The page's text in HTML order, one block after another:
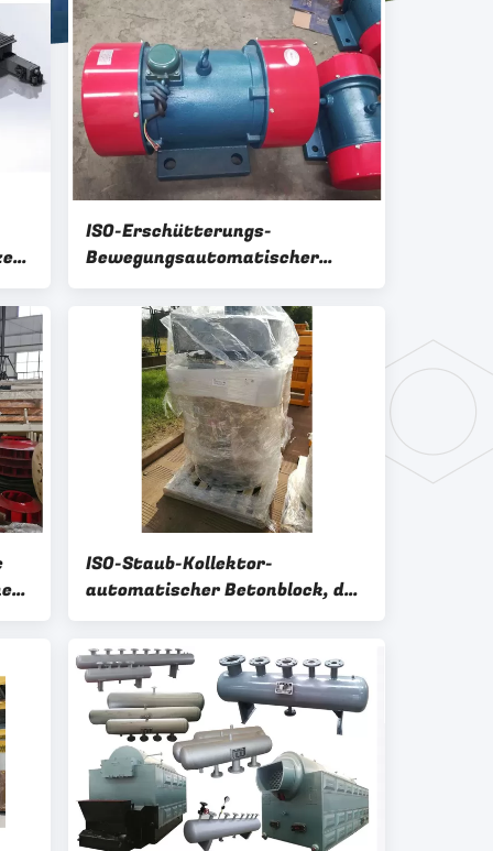
ISO-Erschütterungs-
Bewegungsautomatischer
Betonblock, der Maschine
herstellt
ISO-Staub-Kollektor-
automatischer Betonblock, der
Maschine herstellt